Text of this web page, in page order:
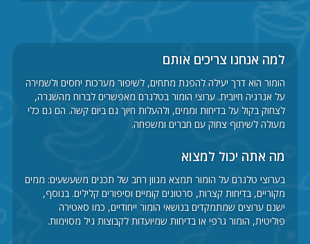
למה אנחנו צריכים אותם
הומור הוא דרך יעילה להפגת מתחים, לשיפור מערכות יחסים ולשמירה
על אנרגיה חיובית. ערוצי הומור בטלגרם מאפשרים לברוח מהשגרה,
לצחוק בקול על בדיחות וממים, ולהעלות חיוך גם ביום קשה. הם גם כלי
מעולה לשיתוף צחוק עם חברים ומשפחה.
מה אתה יכול למצוא
בערוצי טלגרם על הומור תמצא מגוון רחב של תכנים משעשעים: ממים
מקוריים, בדיחות קצרות, סרטונים קומיים וסיפורים קלילים. בנוסף,
ישנם ערוצים שמתמקדים בנושאי הומור ייחודיים, כמו סאטירה
פוליטית, הומור גרפי או בדיחות שמיועדות לקבוצות גיל מסוימות.